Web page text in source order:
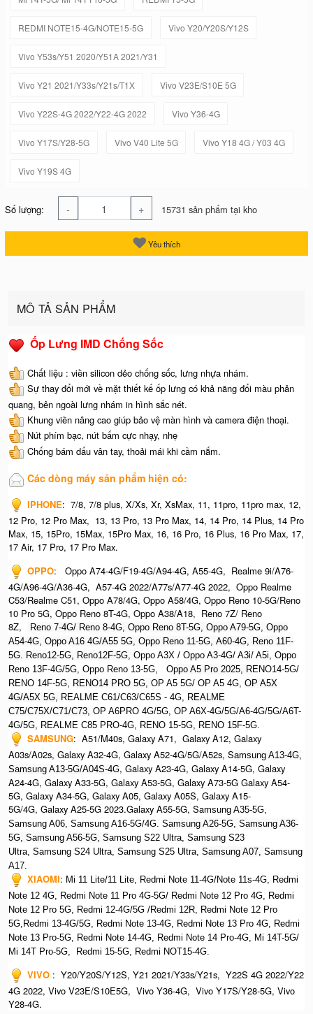
REDMI NOTE15-4G/NOTE15-5G Vivo Y20/Y20S/Y12S
Vivo Y53s/Y51 2020/Y51A 2021/Y31
Vivo Y21 2021/Y33s/Y21s/T1X Vivo V23E/S10E 5G
Vivo Y22S-4G 2022/Y22-4G 2022 Vivo Y36-4G
Vivo Y17S/Y28-5G Vivo V40 Lite 5G Vivo Y18 4G / Y03 4G
Vivo Y19S 4G
Số lượng: - + 15731 sản phẩm tại kho
Yêu thích
MÔ TẢ SẢN PHẨM
Ốp Lưng IMD Chống Sốc
Chất liệu : viền silicon dẻo chống sốc, lưng nhựa nhám.
Sự thay đổi mới về mặt thiết kế ốp lưng có khả năng đổi màu phản
quang, bên ngoài lưng nhám in hình sắc nét.
Khung viền nâng cao giúp bảo vệ màn hình và camera điện thoại.
Nút phím bạc, nút bấm cực nhạy, nhẹ
Chống bám dấu vân tay, thoải mái khi cầm nắm.
Các dòng máy sản phẩm hiện có:
IPHONE: 7/8, 7/8 plus, X/Xs, Xr, XsMax, 11, 11pro, 11pro max, 12,
12 Pro, 12 Pro Max, 13, 13 Pro, 13 Pro Max, 14, 14 Pro, 14 Plus, 14 Pro
Max, 15, 15Pro, 15Max, 15Pro Max, 16, 16 Pro, 16 Plus, 16 Pro Max, 17,
17 Air, 17 Pro, 17 Pro Max.
OPPO:
Oppo A74-4G/F19-4G/A94-4G, A55-4G, Realme 9i/A76-
4G/A96-4G/A36-4G, A57-4G 2022/A77s/A77-4G 2022, Oppo Realme
C53/Realme C51, Oppo A78/4G, Oppo A58/4G, Oppo Reno 10-5G/Reno
10 Pro 5G, Oppo Reno 8T-4G, Oppo A38/A18, Reno 7Z/ Reno
8Z,
Reno 7-4G/ Reno 8-4G, Oppo Reno 8T-5G, Oppo A79-5G, Oppo
A54-4G, Oppo A16 4G/A55 5G, Oppo Reno 11-5G, A60-4G, Reno 11F-
5G. Reno12-5G, Reno12F-5G, Oppo A3X / Oppo A3-4G/ A3i/ A5i, Oppo
Reno 13F-4G/5G, Oppo Reno 13-5G, Oppo A5 Pro 2025, RENO14-5G/
RENO 14F-5G, RENO14 PRO 5G, OP A5 5G/ OP A5 4G, OP A5X
4G/A5X 5G, REALME C61/C63/C65S - 4G, REALME
C75/C75X/C71/C73, OP A6PRO 4G/5G, OP A6X-4G/5G/A6-4G/5G/A6T-
4G/5G, REALME C85 PRO-4G, RENO 15-5G, RENO 15F-5G.
SAMSUNG: A51/M40s, Galaxy A71, Galaxy A12, Galaxy
A03s/A02s, Galaxy A32-4G, Galaxy A52-4G/5G/A52s, Samsung A13-4G,
Samsung A13-5G/A04S-4G, Galaxy A23-4G, Galaxy A14-5G, Galaxy
A24-4G, Galaxy A33-5G, Galaxy A53-5G, Galaxy A73-5G Galaxy A54-
5G, Galaxy A34-5G, Galaxy A05, Galaxy A05S, Galaxy A15-
5G/4G, Galaxy A25-5G 2023.Galaxy A55-5G, Samsung A35-5G,
Samsung A06, Samsung A16-5G/4G. Samsung A26-5G, Samsung A36-
5G, Samsung A56-5G, Samsung S22 Ultra, Samsung S23
Ultra, Samsung S24 Ultra, Samsung S25 Ultra, Samsung A07, Samsung
A17.
XIAOMI: Mi 11 Lite/11 Lite, Redmi Note 11-4G/Note 11s-4G, Redmi
Note 12 4G, Redmi Note 11 Pro 4G-5G/ Redmi Note 12 Pro 4G, Redmi
Note 12 Pro 5G, Redmi 12-4G/5G /Redmi 12R, Redmi Note 12 Pro
5G,Redmi 13-4G/5G, Redmi Note 13-4G, Redmi Note 13 Pro 4G, Redmi
Note 13 Pro-5G, Redmi Note 14-4G, Redmi Note 14 Pro-4G, Mi 14T-5G/
Mi 14T Pro-5G, Redmi 15-5G, Redmi NOT15-4G.
VIVO : Y20/Y20S/Y12S, Y21 2021/Y33s/Y21s, Y22S 4G 2022/Y22
4G 2022, Vivo V23E/S10E5G, Vivo Y36-4G, Vivo Y17S/Y28-5G, Vivo
Y28-4G.